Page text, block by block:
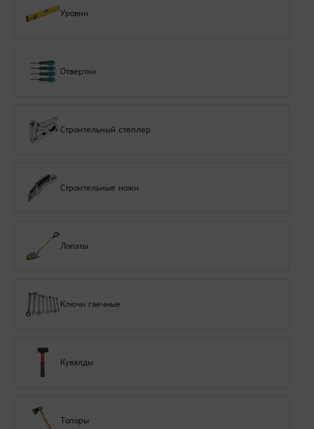
Уровни
Отвертки
Строительный степлер
Строительные ножи
Лопаты
Ключи гаечные
Кувалды
Топоры